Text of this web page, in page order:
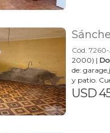
Cód.
2000) |
de:
y patio.
USD